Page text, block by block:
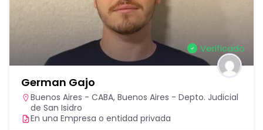
Verificado
German Gajo
Buenos Aires - CABA, Buenos Aires - Depto. Judicial
de San Isidro
En una Empresa o entidad privada